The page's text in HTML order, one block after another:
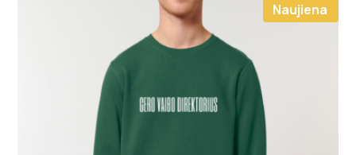
Naujiena